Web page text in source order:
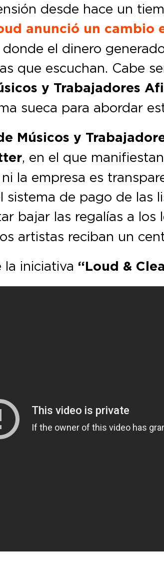
desde hace un
anunció un cambio
el dinero
que escuchan. Cabe
y Trabajadores
sueca para abordar
Músicos y
, en el que
la empresa es
sistema de pago de
bajar las regalías a
artistas reciban un
la iniciativa “Loud &